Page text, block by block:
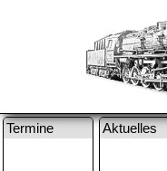
Termine Aktuelles